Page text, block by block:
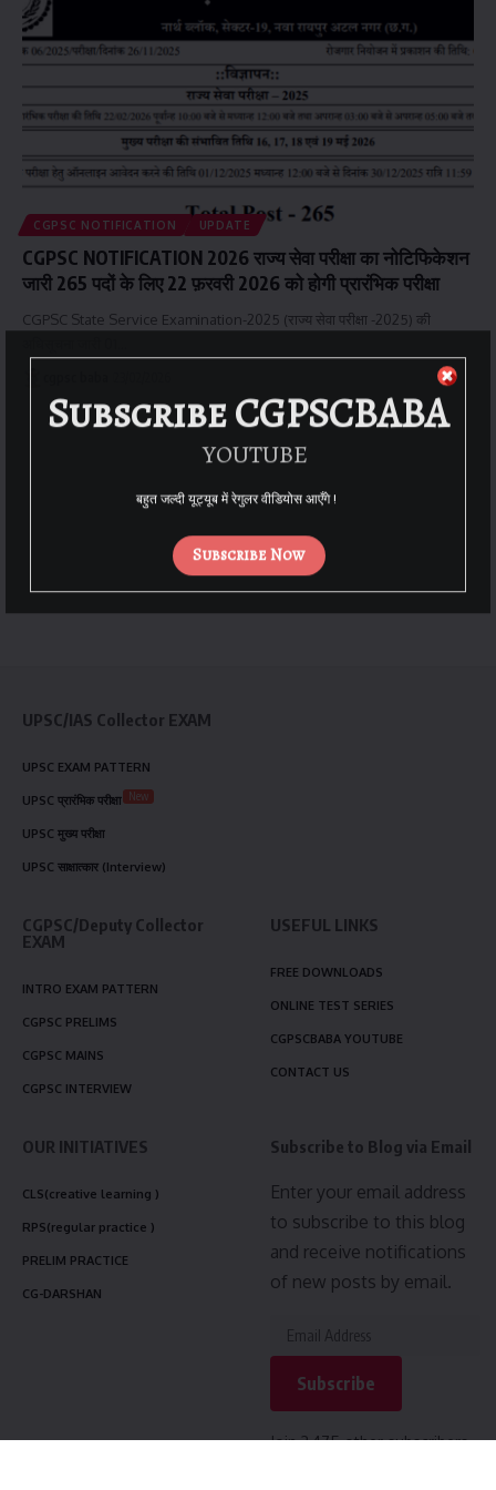
CGPSC NOTIFICATION UPDATE
CGPSC NOTIFICATION 2026 राज्य सेवा परीक्षा का नोटिफिकेशन
जारी 265 पदों के लिए 22 फ़रवरी 2026 को होगी प्रारंभिक परीक्षा
CGPSC State Service Examination-2025 (राज्य सेवा परीक्षा -2025) की
UPSC/IAS Collector EXAM
UPSC EXAM PATTERN
UPSC प्रारंभिक परीक्षा New
UPSC मुख्य परीक्षा
UPSC साक्षात्कार (Interview)
CGPSC/Deputy Collector
EXAM
INTRO EXAM PATTERN
CGPSC PRELIMS
CGPSC MAINS
CGPSC INTERVIEW
USEFUL LINKS
FREE DOWNLOADS
ONLINE TEST SERIES
CGPSCBABA YOUTUBE
CONTACT US
OUR INITIATIVES
CLS(creative learning )
RPS(regular practice )
PRELIM PRACTICE
CG-DARSHAN
Subscribe to Blog via Email
Enter your email address
to subscribe to this blog
and receive notifications
of new posts by email.
Subscribe
Join 3,475 other subscribers
Subscribe CGPSCBABA
YOUTUBE
Subscribe Now
बहुत जल्दी यूट्यूब में रेगुलर वीडियोस आएँगे !